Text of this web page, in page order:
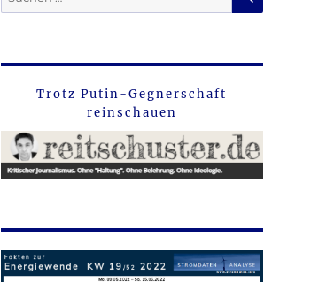
nach:
Trotz Putin-Gegnerschaft
reinschauen